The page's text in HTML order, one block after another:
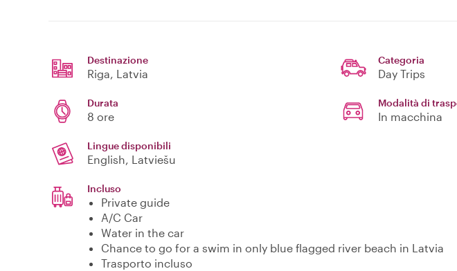
Destinazione
Riga, Latvia
Categoria
Day Trips
Durata
8 ore
Modalità di
In macchina
Lingue disponibili
English, Latviešu
Incluso
Private guide
A/C Car
Water in the car
Chance to go for a swim in only blue flagged river beach in Latvia
Trasporto incluso